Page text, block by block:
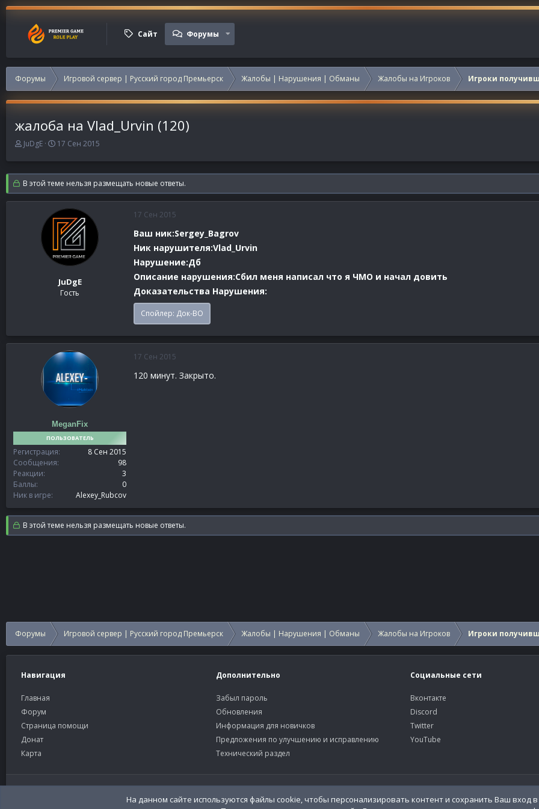
Сайт Форумы
Форумы Игровой сервер | Русский город Премьерск Жалобы | Нарушения | Обманы Жалобы на Игроков Игроки
жалоба на Vlad_Urvin (120)
А
т
о
р
т
JuDgE
Д
т
а
н
а
ч
а
17 Сен 2015
В этой теме нельзя размещать новые ответы.
JuDgE
Гость
17 Сен 2015
Ваш ник:Sergey_Bagrov
Ник нарушителя:Vlad_Urvin
Нарушение:Дб
Описание нарушения:Сбил меня написал что я ЧМО и начал довить
Доказательства Нарушения:
Спойлер: Док-ВО
MeganFix
ПОЛЬЗОВАТЕЛЬ
Регистрация
8 Сен 2015
Сообщения
98
Реакции
3
Баллы
0
Ник в игре
Alexey_Rubcov
17 Сен 2015
120 минут. Закрыто.
В этой теме нельзя размещать новые ответы.
Форумы Игровой сервер | Русский город Премьерск Жалобы | Нарушения | Обманы Жалобы на Игроков Игроки
Навигация
Главная
Форум
Страница помощи
Донат
Карта
Дополнительно
Забыл пароль
Обновления
Информация для новичков
Предложения по улучшению и исправлению
Технический раздел
Социальные сети
Вконтакте
Discord
Twitter
YouTube
Russian (RU)
На данном сайте используются файлы cookie, чтобы персонализировать контент и сохранить Ваш вход в